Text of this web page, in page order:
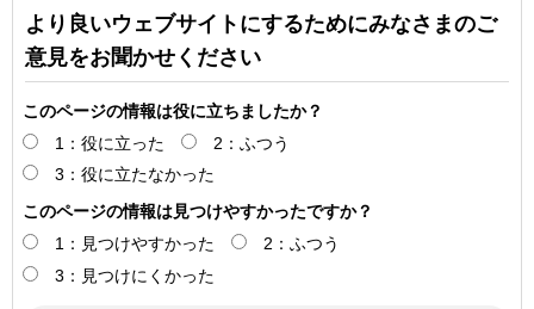
より良いウェブサイトにするためにみなさまのご
意見をお聞かせください
このページの情報は役に立ちましたか？
1：役に立った
2：ふつう
3：役に立たなかった
このページの情報は見つけやすかったですか？
1：見つけやすかった
2：ふつう
3：見つけにくかった